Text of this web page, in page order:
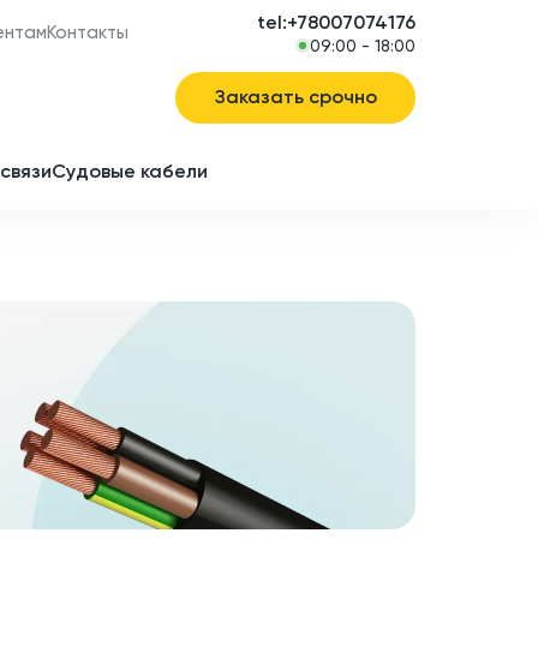
Контакты tel:+78007074176
09:00 - 18:00
Заказать срочно
Судовые кабели